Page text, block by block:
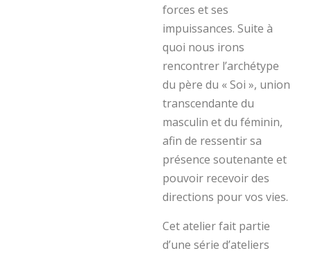
forces et ses
impuissances. Suite à
quoi nous irons
rencontrer l’archétype
du père du « Soi », union
transcendante du
masculin et du féminin,
afin de ressentir sa
présence soutenante et
pouvoir recevoir des
directions pour vos vies.
Cet atelier fait partie
d’une série d’ateliers